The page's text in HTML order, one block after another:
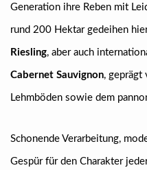
Generation ihre Reben mit
rund 200 Hektar gedeihen
Riesling, aber auch
Cabernet Sauvignon, geprägt
Lehmböden sowie dem
Schonende Verarbeitung,
Gespür für den Charakter